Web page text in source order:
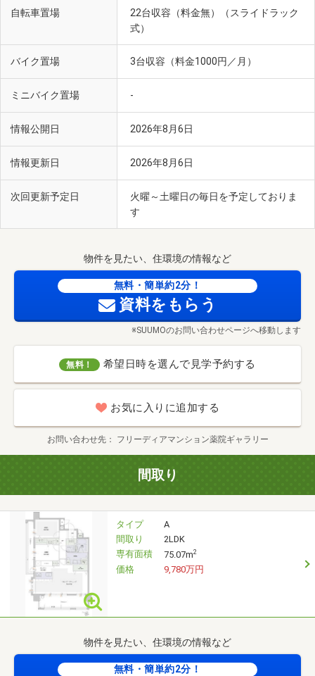
自転車置場
22台収容（料金無）（スライドラック
式）
バイク置場 3台収容（料金1000円／月）
ミニバイク置場 -
情報公開日 2026年8月6日
情報更新日 2026年8月6日
次回更新予定日
火曜～土曜日の毎日を予定しておりま
す
物件を見たい、住環境の情報など
無料・簡単約2分！
資料をもらう
※SUUMOのお問い合わせページへ移動します
無料！ 希望日時を選んで見学予約する
お気に入りに追加する
お問い合わせ先 フリーディアマンション薬院ギャラリー
間取り
タイプ
A
間取り
2LDK
専有面積
75.07m2
価格 9,780万円
物件を見たい、住環境の情報など
無料・簡単約2分！